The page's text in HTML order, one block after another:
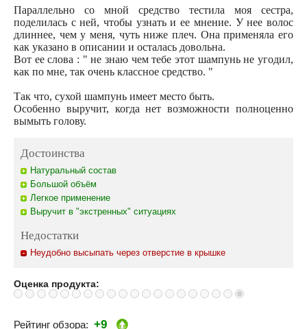
Параллельно со мной средство тестила моя сестра,
поделилась с ней, чтобы узнать и ее мнение. У нее волос
длиннее, чем у меня, чуть ниже плеч. Она применяла его
как указано в описании и осталась довольна.
Вот ее слова : " не знаю чем тебе этот шампунь не угодил,
как по мне, так очень классное средство. "
Так что, сухой шампунь имеет место быть.
Особенно выручит, когда нет возможности полноценно
вымыть голову.
Достоинства
Натуральный состав
Большой объём
Легкое применение
Выручит в "экстренных" ситуациях
Недостатки
Неудобно высыпать через отверстие в крышке
Оценка продукта:
Рейтинг обзора: +9